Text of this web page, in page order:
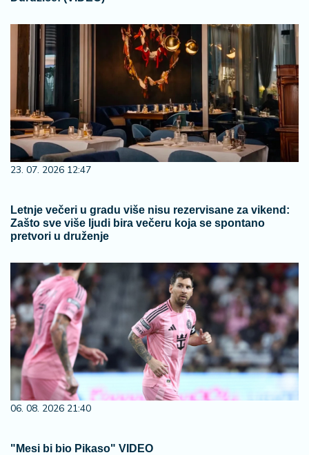
23. 07. 2026 12:47
Letnje večeri u gradu više nisu rezervisane za vikend:
Zašto sve više ljudi bira večeru koja se spontano
pretvori u druženje
06. 08. 2026 21:40
"Mesi bi bio Pikaso" VIDEO